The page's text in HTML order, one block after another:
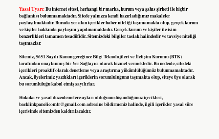
Yasal Uyarı:Bu internet sitesi, herhangi bir marka, kurum veya şahıs şirketi ile hiçbir
bağlantısı bulunmamaktadır. Sitede yalnızca kendi hazırladığımız makaleler
paylaşılmaktadır. Burada yer alan içerikler haber niteliği taşımamakta olup, gerçek kurum
ve kişiler hakkında paylaşım yapılmamaktadır. Gerçek kurum ve kişiler ile isim
benzerlikleri tamamen tesadüfidir. Sitemizdeki bilgiler taslak halindedir ve tavsiye niteliği
taşımazlar.
Sitemiz, 5651 Sayılı Kanun gereğince Bilgi Teknolojileri ve İletişim Kurumu (BTK)
tarafından onaylanmış bir Yer Sağlayıcı olarak hizmet vermektedir. Bu nedenle, sitedeki
içerikleri proaktif olarak denetleme veya araştırma yükümlülüğümüz bulunmamaktadır.
Ancak, üyelerimiz yazdıkları içeriklerin sorumluluğunu taşımakta olup, siteye üye olarak
bu sorumluluğu kabul etmiş sayılırlar.
Hukuka ve yasal düzenlemelere aykırı olduğunu düşündüğünüz içerikleri,
backlinkpanelicomtr@gmail.comadresine bildirmeniz halinde, ilgili içerikler yasal süre
içerisinde sitemizden kaldırılacaktır.